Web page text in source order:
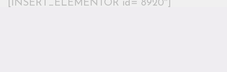
[INSERT_ELEMENTOR id=”8920″]